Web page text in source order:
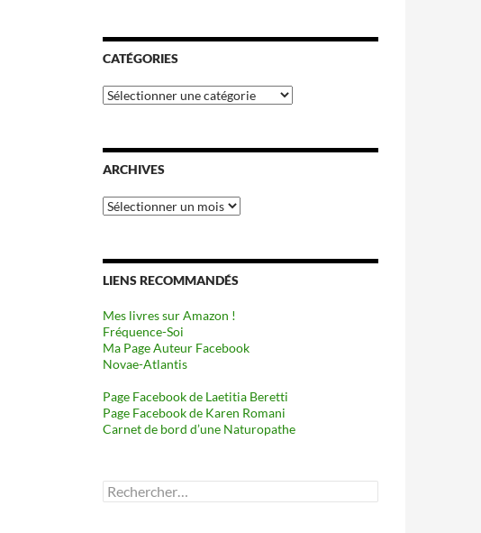
CATÉGORIES
Catégories
ARCHIVES
Archives
LIENS RECOMMANDÉS
Mes livres sur Amazon !
Fréquence-Soi
Ma Page Auteur Facebook
Novae-Atlantis
Page Facebook de Laetitia Beretti
Page Facebook de Karen Romani
Carnet de bord d’une Naturopathe
Rechercher :